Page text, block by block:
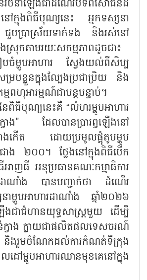
រចនាឡើងជាដំណើរបទពិសោធន៍ដ៏
ក្នុងពិធីបុណ្យនេះ អ្នកទស្សនា
បប្រាស្រ័យទាក់ទង និងរស់នៅ
ស្រុកតាមរយៈសកម្មភាពដូចជា៖
ៀបចំម្ហូបអាហារ ស្វែងយល់ពីសិប្ប
របខ្លួនក្នុងល្បែងប្រជាប្រិយ និង
មពហុអារម្មណ៍ជាបន្តបន្ទាប់។
ពិធីបុណ្យនេះគឺ “លំហរម្ហូបអាហារ
ាង" ដែលបានប្រារព្ធឡើងនៅ
ាងកើត ដោយប្រមូលផ្តុំតូបម្ហូប
ជាង ២០០។ ថ្លែងនៅក្នុងពិធីបើក
អាញធី អនុប្រធានគណៈកម្មាធិការ
ដាណាំង បានបញ្ជាក់ថា ដំណើរ
ម្ហូបអាហារដាណាំង ឆ្នាំ២០២៦
ើងជាជំហានយុទ្ធសាស្ត្រមួយ ដើម្បី
ន់ក្វាង ក្លាយជាផលិតផលទេសចរណ៍
មចំណែកដល់ការកំណត់ទីក្រុង
ៅម្ហូបអាហារឈានមុខគេនៅក្នុង